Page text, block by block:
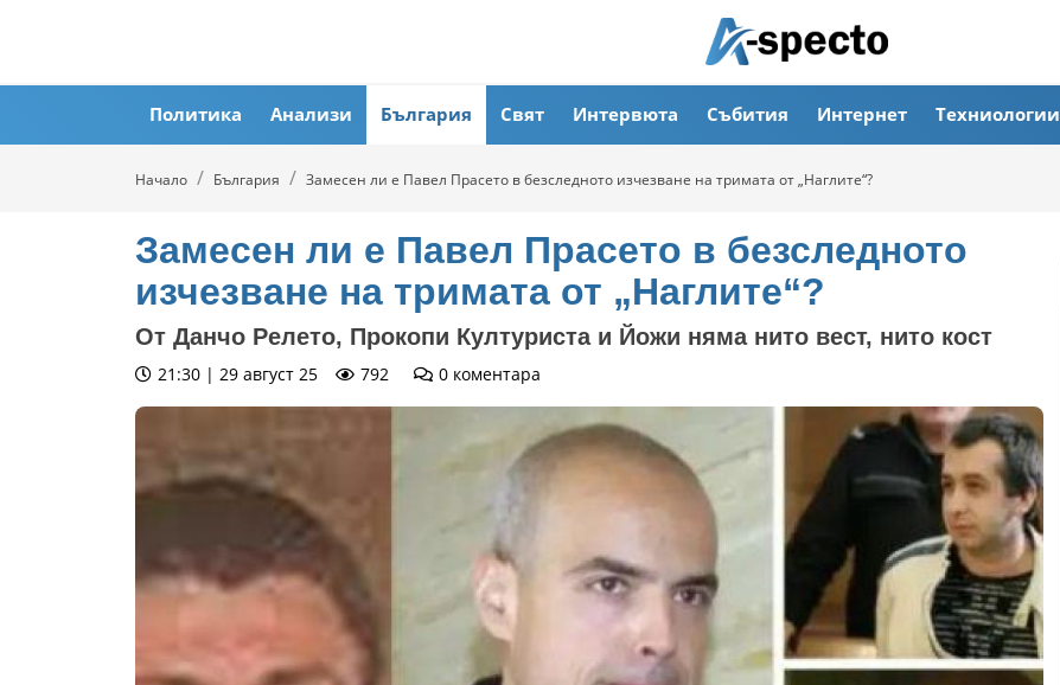
Политика Анализи България Свят Интервюта Събития Интернет Техниологии
Начало България Замесен ли е Павел Прасето в безследното изчезване на тримата от „Наглите“?
Замесен ли е Павел Прасето в безследното
изчезване на тримата от „Наглите“?
От Данчо Релето, Прокопи Културиста и Йожи няма нито вест, нито кост
21:30 | 29 август 25 792 0 коментара